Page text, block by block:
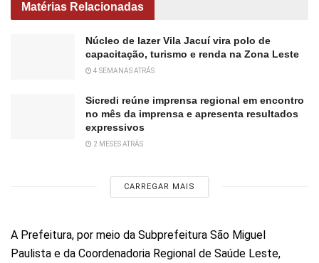
Matérias Relacionadas
Núcleo de lazer Vila Jacuí vira polo de
capacitação, turismo e renda na Zona Leste
4 SEMANAS ATRÁS
Sicredi reúne imprensa regional em encontro
no mês da imprensa e apresenta resultados
expressivos
2 MESES ATRÁS
CARREGAR MAIS
A Prefeitura, por meio da Subprefeitura São Miguel
Paulista e da Coordenadoria Regional de Saúde Leste,